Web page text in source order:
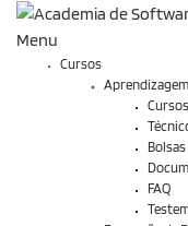
Menu
Cursos
Aprendizagem
Bolsas
FAQ